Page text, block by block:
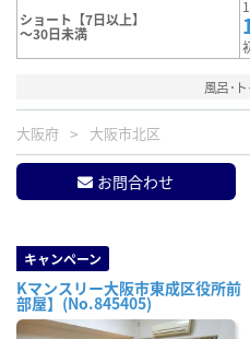
ショート【7日以上】
～30日未満
風呂･
大阪府 大阪市北区
お問合わせ
キャンペーン
Kマンスリー大阪市東成区役所前
部屋】(No.845405)